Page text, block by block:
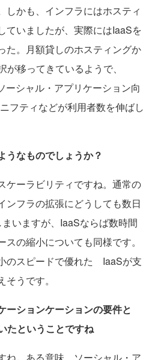
しかも、インフラにはホスティ
ていましたが、実際にはIaaSを
た。月額貸しのホスティングか
移ってきているようで、
ーシャル・アプリケーション向
フティなどが利用者数を伸ばし
うなものでしょうか？
ケーラビリティですね。通常の
ンフラの拡張にどうしても数日
いますが、IaaSならば数時間
の縮小についても同様です。
のスピードで優れた IaaSが支
うです。
ーションケーションの要件と
たということですね